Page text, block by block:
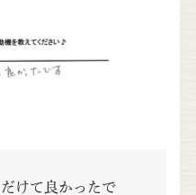
けて良かったで